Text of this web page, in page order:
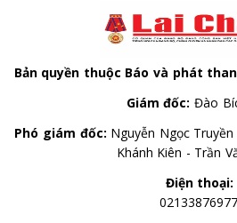
Bản quyền thuộc Báo và phát
Giám đốc: Đào
Phó giám đốc: Nguyễn Ngọc
Khánh Kiên - Trần
Điện thoại: